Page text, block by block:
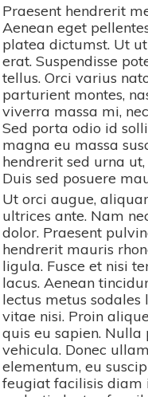
Praesent hendrerit
Aenean eget
platea dictumst. Ut
erat. Suspendisse
tellus. Orci varius
parturient montes,
viverra massa mi,
Sed porta odio id
magna eu massa
hendrerit sed urna
Duis sed posuere
Ut orci augue,
ultrices ante. Nam
dolor. Praesent
hendrerit mauris
ligula. Fusce et nisi
lacus. Aenean
lectus metus
vitae nisi. Proin
quis eu sapien.
vehicula. Donec
elementum, eu
feugiat facilisis diam